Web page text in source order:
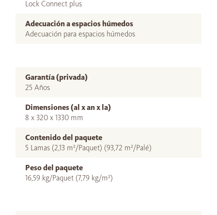
Lock Connect plus
Adecuación a espacios húmedos
Adecuación para espacios húmedos
Garantía (privada)
25 Años
Dimensiones (al x an x la)
8 x 320 x 1330 mm
Contenido del paquete
5 Lamas (2,13 m²/Paquet) (93,72 m²/Palé)
Peso del paquete
16,59 kg/Paquet (7,79 kg/m²)